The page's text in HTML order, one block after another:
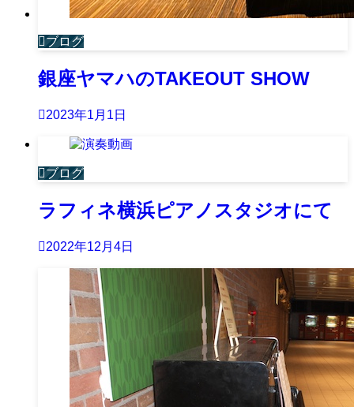
ブログ
銀座ヤマハのTAKEOUT SHOW
2023年1月1日
ブログ
ラフィネ横浜ピアノスタジオにて
2022年12月4日